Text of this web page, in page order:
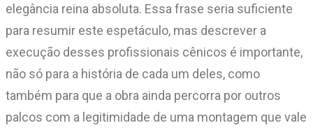
elegância reina absoluta. Essa frase seria suficiente
para resumir este espetáculo, mas descrever a
execução desses profissionais cênicos é importante,
não só para a história de cada um deles, como
também para que a obra ainda percorra por outros
palcos com a legitimidade de uma montagem que vale